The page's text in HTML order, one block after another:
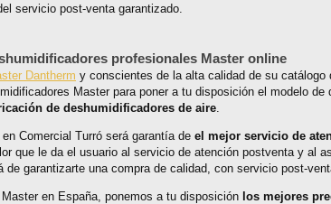
servicio post-venta garantizado.
profesionales Master online
Dantherm y conscientes de la alta calidad de su
Master para poner a tu disposición el modelo
de deshumidificadores de aire
Comercial Turró será garantía de el mejor servicio de
que le da el usuario al servicio de atención postventa y al
garantizarte una compra de calidad, con servicio post-
en España, ponemos a tu disposición los mejores